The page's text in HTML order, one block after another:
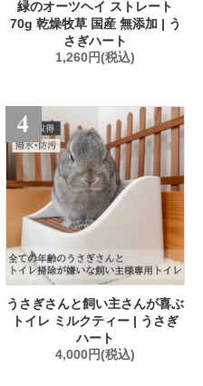
緑のオーツヘイ ストレート
70g 乾燥牧草 国産 無添加 | う
さぎハート
1,260円(税込)
うさぎさんと飼い主さんが喜ぶ
トイレ ミルクティー | うさぎ
ハート
4,000円(税込)